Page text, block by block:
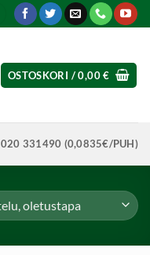
OSTOSKORI /0,00€
020 331490 (0,0835€/PUH)